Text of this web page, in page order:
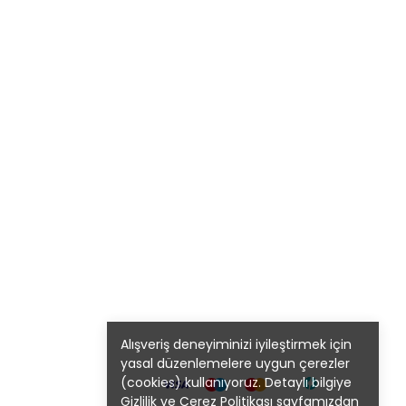
Alışveriş deneyiminizi iyileştirmek için
yasal düzenlemelere uygun çerezler
(cookies) kullanıyoruz. Detaylı bilgiye
Gizlilik ve Çerez Politikası sayfamızdan